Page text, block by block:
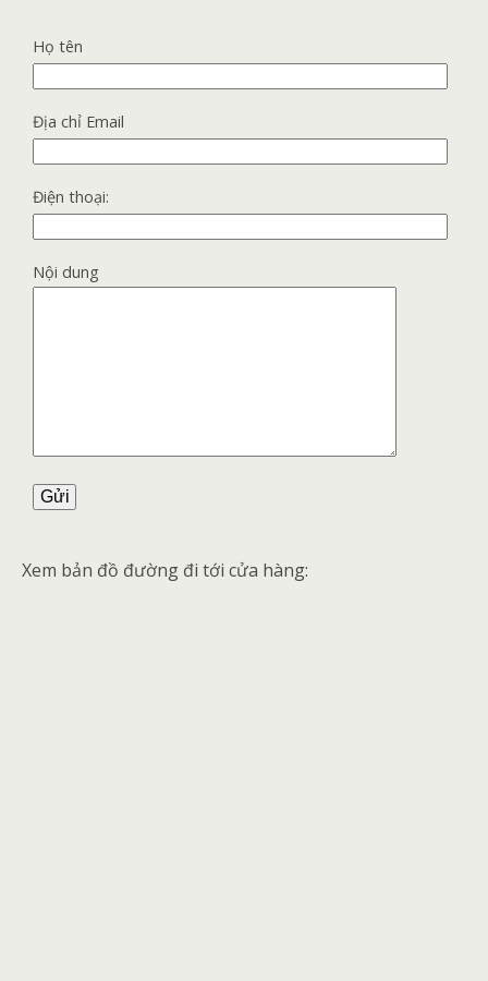
Họ tên
Địa chỉ Email
Điện thoại:
Nội dung
Xem bản đồ đường đi tới cửa hàng: